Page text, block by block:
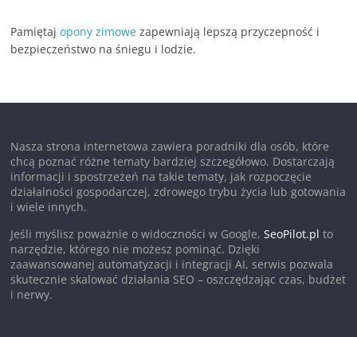
Pamiętajopony zimowe zapewniają lepszą przyczepność i
bezpieczeństwo na śniegu i lodzie.
Nasza strona internetowa zawiera poradniki dla osób, które
chcą poznać różne tematy bardziej szczegółowo. Dostarczają
informacji i spostrzeżeń na takie tematy, jak rozpoczęcie
działalności gospodarczej, zdrowego trybu życia lub gotowania
i wiele innych.
Jeśli myślisz poważnie o widoczności w Google,SeoPilot.pl to
narzędzie, którego nie możesz pominąć. Dzięki
zaawansowanej automatyzacji i integracji AI, serwis pozwala
skutecznie skalować działania SEO – oszczędzając czas, budżet
i nerwy.